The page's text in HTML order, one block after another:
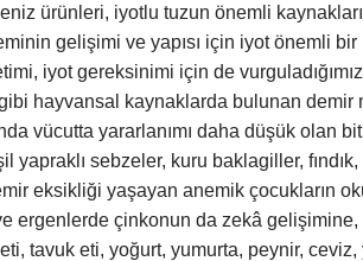
ürünleri, iyotlu tuzun önemli
gelişimi ve yapısı için iyot önemli
iyot gereksinimi için de
gibi hayvansal kaynaklarda bulunan
vücutta yararlanımı daha düşük olan
sebzeler, kuru baklagiller,
eksikliği yaşayan anemik çocukların
ergenlerde çinkonun da zekâ gelişimine,
tavuk eti, yoğurt, yumurta, peynir, ceviz,